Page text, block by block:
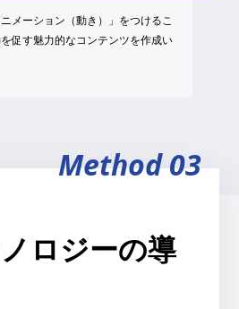
メーション（動き）」をつけるこ
促す魅力的なコンテンツを作成い
Method 03
ロジーの導